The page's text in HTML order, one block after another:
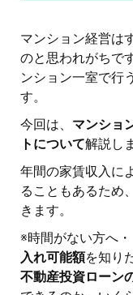
マンション経営は
のと思われがちで
ンション一室で行
す。
今回は、 マンショ
トについて解説し
年間の家賃収入に
ることもあるため
きます。
※時間がない方へ
入れ可能額を知り
不動産投資ローン